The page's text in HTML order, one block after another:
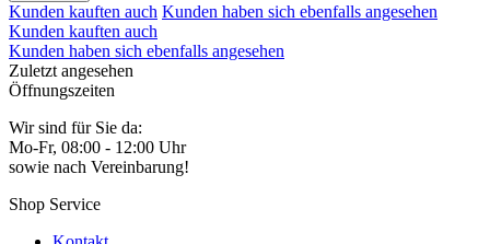
Kunden kauften auch Kunden haben sich ebenfalls angesehen
Kunden kauften auch
Kunden haben sich ebenfalls angesehen
Zuletzt angesehen
Öffnungszeiten
Wir sind für Sie da:
Mo-Fr, 08:00 - 12:00 Uhr
sowie nach Vereinbarung!
Shop Service